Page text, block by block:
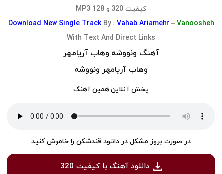
کیفیت 320 و 128 MP3
Download New Single Track By : Vahab Ariamehr – Vanoosheh
With Text And Direct Links
آهنگ ونووشه وهاب آریامهر
وهاب آریامهر ونووشه
پخش آنلاین همین آهنگ
در صورت بروز مشکل در دانلود قندشکن را خاموش کنید
دانلود آهنگ با کیفیت 320